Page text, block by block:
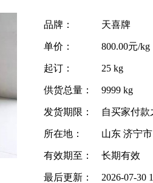
品牌： 天喜牌
单价： 800.00元/kg
起订： 25 kg
供货总量： 9999 kg
发货期限： 自买家付款
所在地： 山东 济宁市
有效期至： 长期有效
最后更新： 2026-07-30